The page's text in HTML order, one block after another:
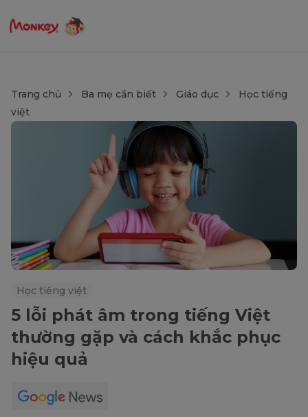
Trang chủ Ba mẹ cần biết Giáo dục
Học tiếng
việt
Học tiếng việt
5 lỗi phát âm trong tiếng Việt
thường gặp và cách khắc phục
hiệu quả